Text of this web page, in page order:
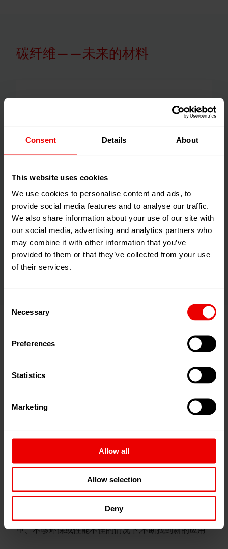
Consent Details About
This website uses cookies
We use cookies to personalise content and ads, to
provide social media features and to analyse our traffic.
We also share information about your use of our site with
our social media, advertising and analytics partners who
may combine it with other information that you’ve
provided to them or that they’ve collected from your use
of their services.
Selection
Necessary
Preferences
Statistics
Marketing
Allow all
Allow selection
Deny
碳纤维——未来的材料
理,这些纤维用于制造碳纤维。碳纤维的优点在于强度
高、重量轻、抗断裂能力强且稳定,从而减少了运输应
用中的碳足迹。航空航天部件或汽车零部件等需要具
备这些特性。
芳纶纤维——安全至上
特殊纤维需要由特殊金属和陶瓷材料以及高性能涂层
制成的齿轮计量泵。这些特殊纤维在传统材料过于笨
重、不够环保或性能不佳的情况下,不断找到新的应用